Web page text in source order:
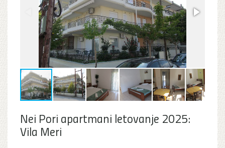
Nei Pori apartmani letovanje 2025:
Vila Meri